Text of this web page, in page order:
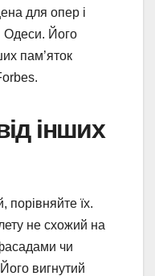
для опер і
Одеси. Його
пам’яток
інших
порівняйте їх.
не схожий на
чи
вигнутий